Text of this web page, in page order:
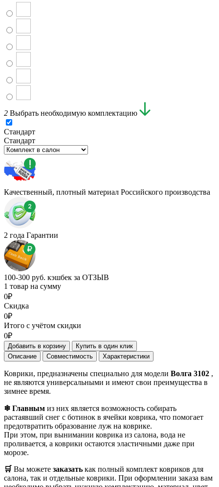
2 Выбрать необходимую комплектацию
Стандарт
Стандарт
Качественный, плотный материал Российского производства
2 года Гарантии
100-300 руб. кэшбек за ОТЗЫВ
1 товар на сумму
0₽
Скидка
0₽
Итого с учётом скидки
0₽
Добавить в корзину
Купить в один клик
Описание
Совместимость Характеристики
Коврики, предназначены специально для модели Волга 3102 ,
не являются универсальными и имеют свои преимущества в
зимнее время.
❄ Главным из них является возможность собирать
растаявший снег с ботинок в ячейки коврика, что помогает
предотвратить образование луж на коврике.
При этом, при вынимании коврика из салона, вода не
проливается, а коврики остаются эластичными даже при
морозе.
🛒 Вы можете заказать как полный комплект ковриков для
салона, так и отдельные коврики. При оформлении заказа вам